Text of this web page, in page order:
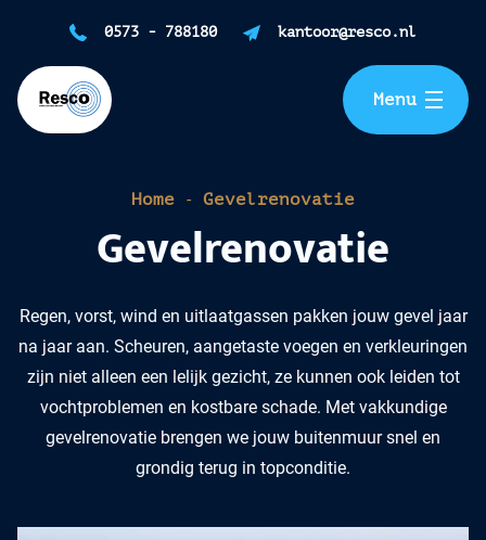
0573 - 788180 kantoor@resco.nl
Menu
Impregneren
Isoleren
Over ons
Blogs & nieuws
FAQ
Contact
Home - Gevelrenovatie
Gevelrenovatie
Regen, vorst, wind en uitlaatgassen pakken jouw gevel jaar
na jaar aan. Scheuren, aangetaste voegen en verkleuringen
zijn niet alleen een lelijk gezicht, ze kunnen ook leiden tot
vochtproblemen en kostbare schade. Met vakkundige
gevelrenovatie brengen we jouw buitenmuur snel en
grondig terug in topconditie.